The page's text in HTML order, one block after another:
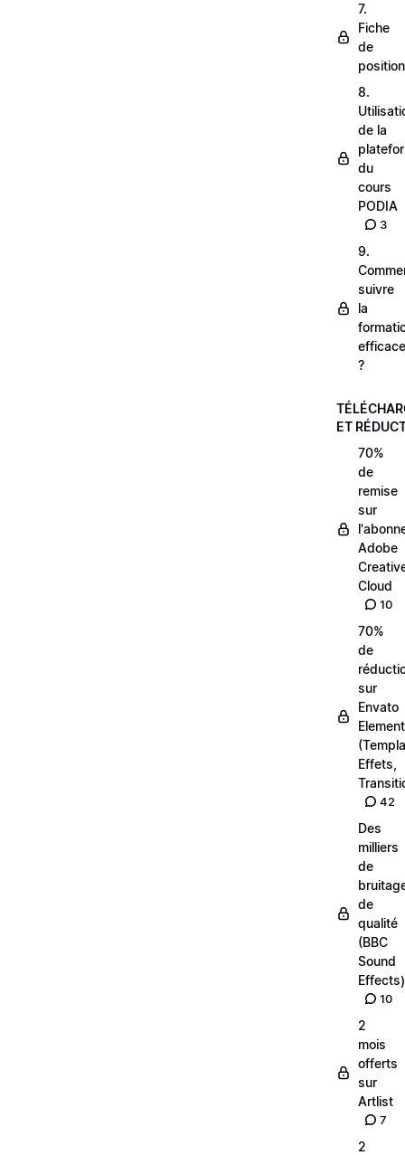
7.
Fiche
de
8.
de la
du
cours
PODIA
3
9.
suivre
la
?
ET
70%
de
remise
sur
Adobe
Cloud
10
70%
de
sur
Envato
Effets,
42
Des
milliers
de
de
qualité
(BBC
Sound
Effects)
10
2
mois
offerts
sur
Artlist
7
2